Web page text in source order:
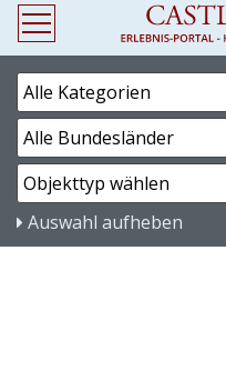
Auswahl aufheben